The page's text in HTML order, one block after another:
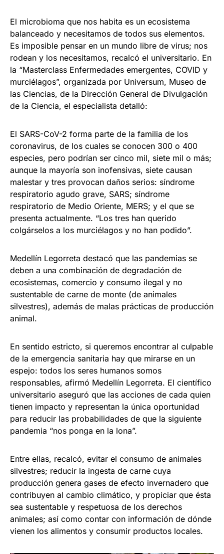
El microbioma que nos habita es un ecosistema
balanceado y necesitamos de todos sus elementos.
Es imposible pensar en un mundo libre de virus; nos
rodean y los necesitamos, recalcó el universitario. En
la “Masterclass Enfermedades emergentes, COVID y
murciélagos”, organizada por Universum, Museo de
las Ciencias, de la Dirección General de Divulgación
de la Ciencia, el especialista detalló:
El SARS-CoV-2 forma parte de la familia de los
coronavirus, de los cuales se conocen 300 o 400
especies, pero podrían ser cinco mil, siete mil o más;
aunque la mayoría son inofensivas, siete causan
malestar y tres provocan daños serios: síndrome
respiratorio agudo grave, SARS; síndrome
respiratorio de Medio Oriente, MERS; y el que se
presenta actualmente. “Los tres han querido
colgárselos a los murciélagos y no han podido”.
Medellín Legorreta destacó que las pandemias se
deben a una combinación de degradación de
ecosistemas, comercio y consumo ilegal y no
sustentable de carne de monte (de animales
silvestres), además de malas prácticas de producción
animal.
En sentido estricto, si queremos encontrar al culpable
de la emergencia sanitaria hay que mirarse en un
espejo: todos los seres humanos somos
responsables, afirmó Medellín Legorreta. El científico
universitario aseguró que las acciones de cada quien
tienen impacto y representan la única oportunidad
para reducir las probabilidades de que la siguiente
pandemia “nos ponga en la lona”.
Entre ellas, recalcó, evitar el consumo de animales
silvestres; reducir la ingesta de carne cuya
producción genera gases de efecto invernadero que
contribuyen al cambio climático, y propiciar que ésta
sea sustentable y respetuosa de los derechos
animales; así como contar con información de dónde
vienen los alimentos y consumir productos locales.